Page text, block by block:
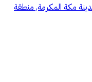
مكة المكرمة, منطقة